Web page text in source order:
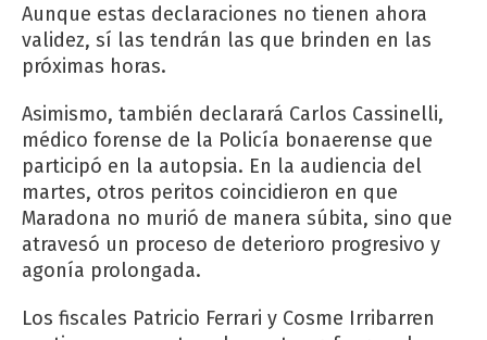
Aunque estas declaraciones no tienen ahora
validez, sí las tendrán las que brinden en las
próximas horas.
Asimismo, también declarará Carlos Cassinelli,
médico forense de la Policía bonaerense que
participó en la autopsia. En la audiencia del
martes, otros peritos coincidieron en que
Maradona no murió de manera súbita, sino que
atravesó un proceso de deterioro progresivo y
agonía prolongada.
Los fiscales Patricio Ferrari y Cosme Irribarren